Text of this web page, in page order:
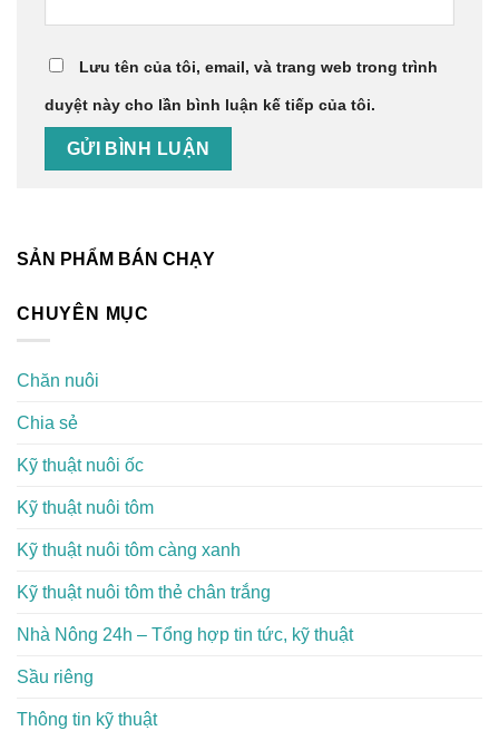
Lưu tên của tôi, email, và trang web trong trình
duyệt này cho lần bình luận kế tiếp của tôi.
SẢN PHẨM BÁN CHẠY
CHUYÊN MỤC
Chăn nuôi
Chia sẻ
Kỹ thuật nuôi ốc
Kỹ thuật nuôi tôm
Kỹ thuật nuôi tôm càng xanh
Kỹ thuật nuôi tôm thẻ chân trắng
Nhà Nông 24h – Tổng hợp tin tức, kỹ thuật
Sầu riêng
Thông tin kỹ thuật